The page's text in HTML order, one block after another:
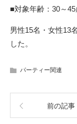
■対象年齢：30～
男性15名・女性13
した。
パーティー関連
前の記事